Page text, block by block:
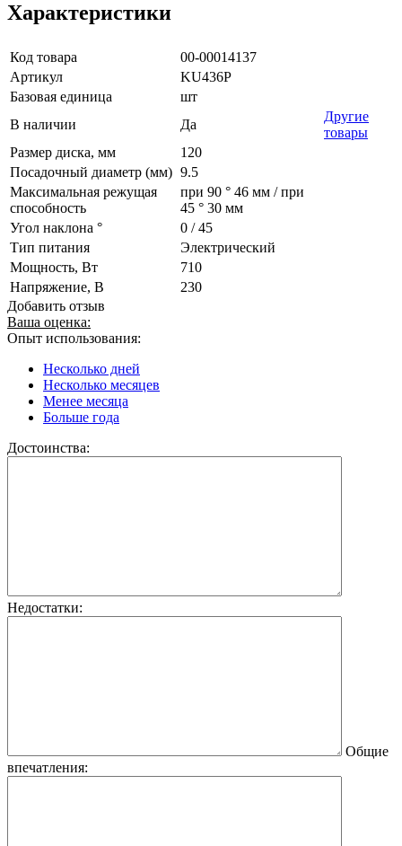
Характеристики
Код товара
00-00014137
Артикул
KU436P
Базовая единица
шт
В наличии
Да
Другие
товары
Размер диска, мм
120
Посадочный диаметр (мм) 9.5
Максимальная режущая
способность
при 90 ° 46 мм / при
45 ° 30 мм
Угол наклона °
0 / 45
Тип питания
Электрический
Мощность, Вт
710
Напряжение, В
230
Добавить отзыв
Ваша оценка:
Опыт использования:
Несколько дней
Несколько месяцев
Менее месяца
Больше года
Достоинства:
Недостатки:
Общие
впечатления: